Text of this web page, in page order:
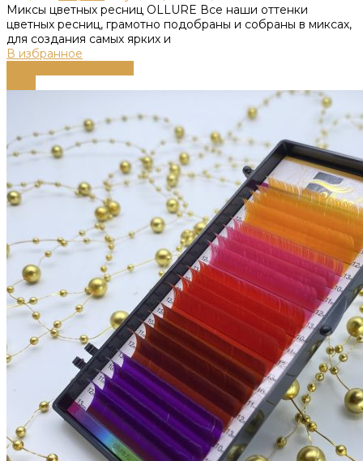
Миксы цветных ресниц OLLURE Все наши оттенки
цветных ресниц, грамотно подобраны и собраны в миксах,
для создания самых ярких и
В избранное